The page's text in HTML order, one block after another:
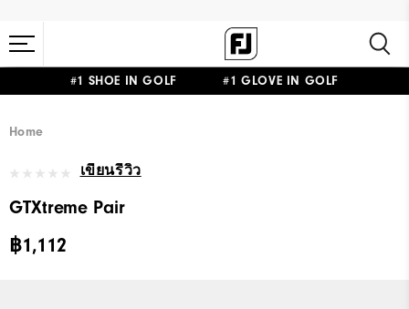
#1 SHOE IN GOLF #1 GLOVE IN GOLF
Home
เขียนรีวิว
GTXtreme Pair
฿1,112